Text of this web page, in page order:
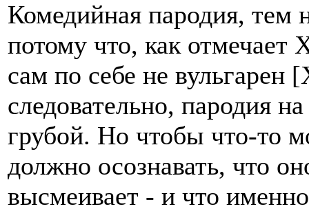
Комедийная пародия, тем
потому что, как отмечает
сам по себе не вульгарен
следовательно, пародия
грубой. Но чтобы что-то
должно осознавать, что
высмеивает - и что